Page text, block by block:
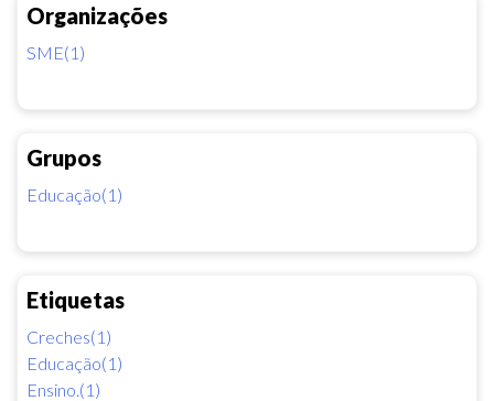
Organizações
SME(1)
Grupos
Educação(1)
Etiquetas
Creches(1)
Educação(1)
Ensino.(1)